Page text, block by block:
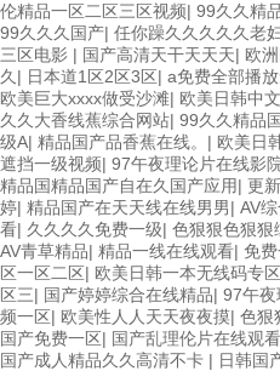
伦精品一区二区三区视频| 99久久精
99久久久国产| 任你躁久久久久久老
三区电影 | 国产高清天干天天天| 欧
久 | 日本道1区2区3区| a免费全部播
欧美巨大xxxx做受沙滩| 欧美日韩中
久久大香线蕉综合网站| 99久久精品
级A| 精品国产品香蕉在线。 | 欧美日
遮挡一级视频| 97午夜理论片在线影
精品国精品国产自在久国产应用| 更
婷| 精品国产在天天线在线男男| AV
看| 久久久久免费一级| 色狠狠色狠狠
AV青草精品| 精品一线在线观看| 免
区一区二区| 欧美日韩一本无线码专区
区三| 国产婷婷综合在线精品| 97午夜
频一区| 欧美性人人天天夜夜摸| 色狠
国产免费一区| 国产乱理伦片在线观
国产成人精品久久高清不卡 | 日韩国